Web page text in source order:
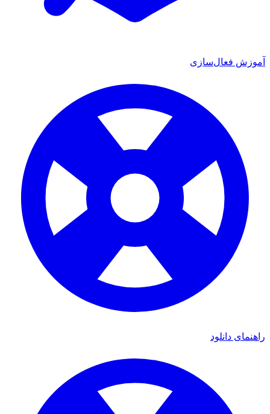
آموزش فعال‌سازی
راهنمای دانلود